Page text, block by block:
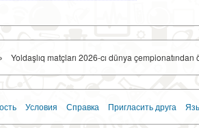
› Yoldaşlıq matçları 2026-cı dünya çempionatından
Условия Справка Пригласить друга